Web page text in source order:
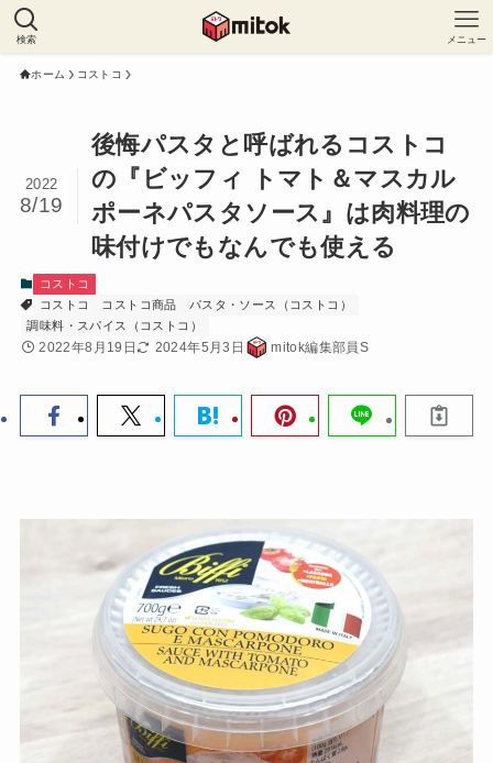
検索 メニュー
ホーム コストコ
後悔パスタと呼ばれるコストコ
の『ビッフィ トマト＆マスカル
ポーネパスタソース』は肉料理の
味付けでもなんでも使える
2022
8/19
コストコ
コストコ
コストコ商品
パスタ・ソース（コストコ）
調味料・スパイス（コストコ）
2022年8月19日 2024年5月3日 mitok編集部員S